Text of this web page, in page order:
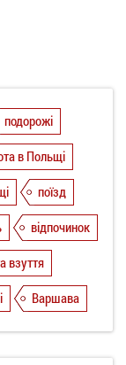
подорожі
в Польщі
поїзд
відпочинок
взуття
Варшава